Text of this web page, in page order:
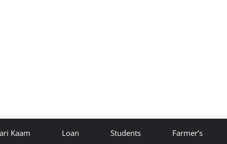
Kaam Loan Students Farmer’s